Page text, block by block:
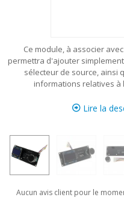
Ce module, à associer
permettra d'ajouter
sélecteur de source, ainsi
informations relatives à
Lire la
Aucun avis client pour le